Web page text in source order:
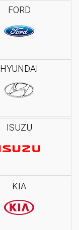
FORD
HYUNDAI
ISUZU
KIA